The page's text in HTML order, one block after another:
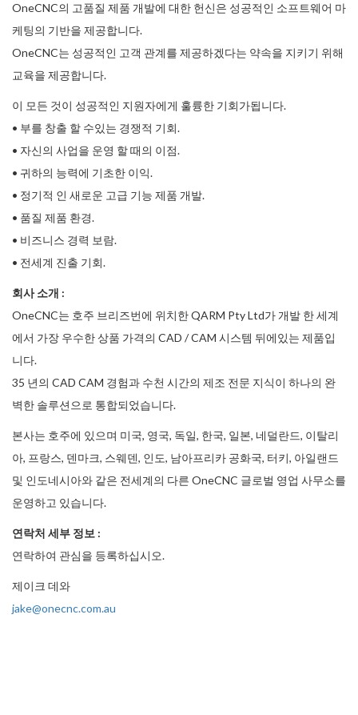
OneCNC의 고품질 제품 개발에 대한 헌신은 성공적인 소프트웨어 마
케팅의 기반을 제공합니다.
OneCNC는 성공적인 고객 관계를 제공하겠다는 약속을 지키기 위해
교육을 제공합니다.
이 모든 것이 성공적인 지원자에게 훌륭한 기회가됩니다.
• 부를 창출 할 수있는 경쟁적 기회.
• 자신의 사업을 운영 할 때의 이점.
• 귀하의 능력에 기초한 이익.
• 정기적 인 새로운 고급 기능 제품 개발.
• 품질 제품 환경.
• 비즈니스 경력 보람.
• 전세계 진출 기회.
회사 소개 :
OneCNC는 호주 브리즈번에 위치한 QARM Pty Ltd가 개발 한 세계
에서 가장 우수한 상품 가격의 CAD / CAM 시스템 뒤에있는 제품입
니다.
35 년의 CAD CAM 경험과 수천 시간의 제조 전문 지식이 하나의 완
벽한 솔루션으로 통합되었습니다.
본사는 호주에 있으며 미국, 영국, 독일, 한국, 일본, 네덜란드, 이탈리
아, 프랑스, ​​덴마크, 스웨덴, 인도, 남아프리카 공화국, 터키, 아일랜드
및 인도네시아와 같은 전세계의 다른 OneCNC 글로벌 영업 사무소를
운영하고 있습니다.
연락처 세부 정보 :
연락하여 관심을 등록하십시오.
제이크 데와
jake@onecnc.com.au